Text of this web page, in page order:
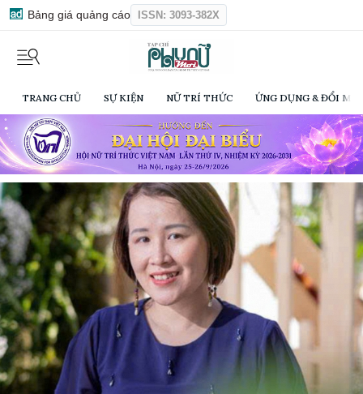
Bảng giá quảng cáo ISSN: 3093-382X
TRANG CHỦ SỰ KIỆN NỮ TRÍ THỨC ỨNG DỤNG & ĐỔI